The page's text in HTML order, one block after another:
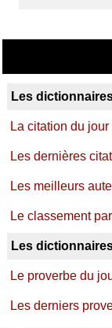
Les
La citation du jour
Les dernières
Les meilleurs
Le classement
Les
Le proverbe du
Les derniers